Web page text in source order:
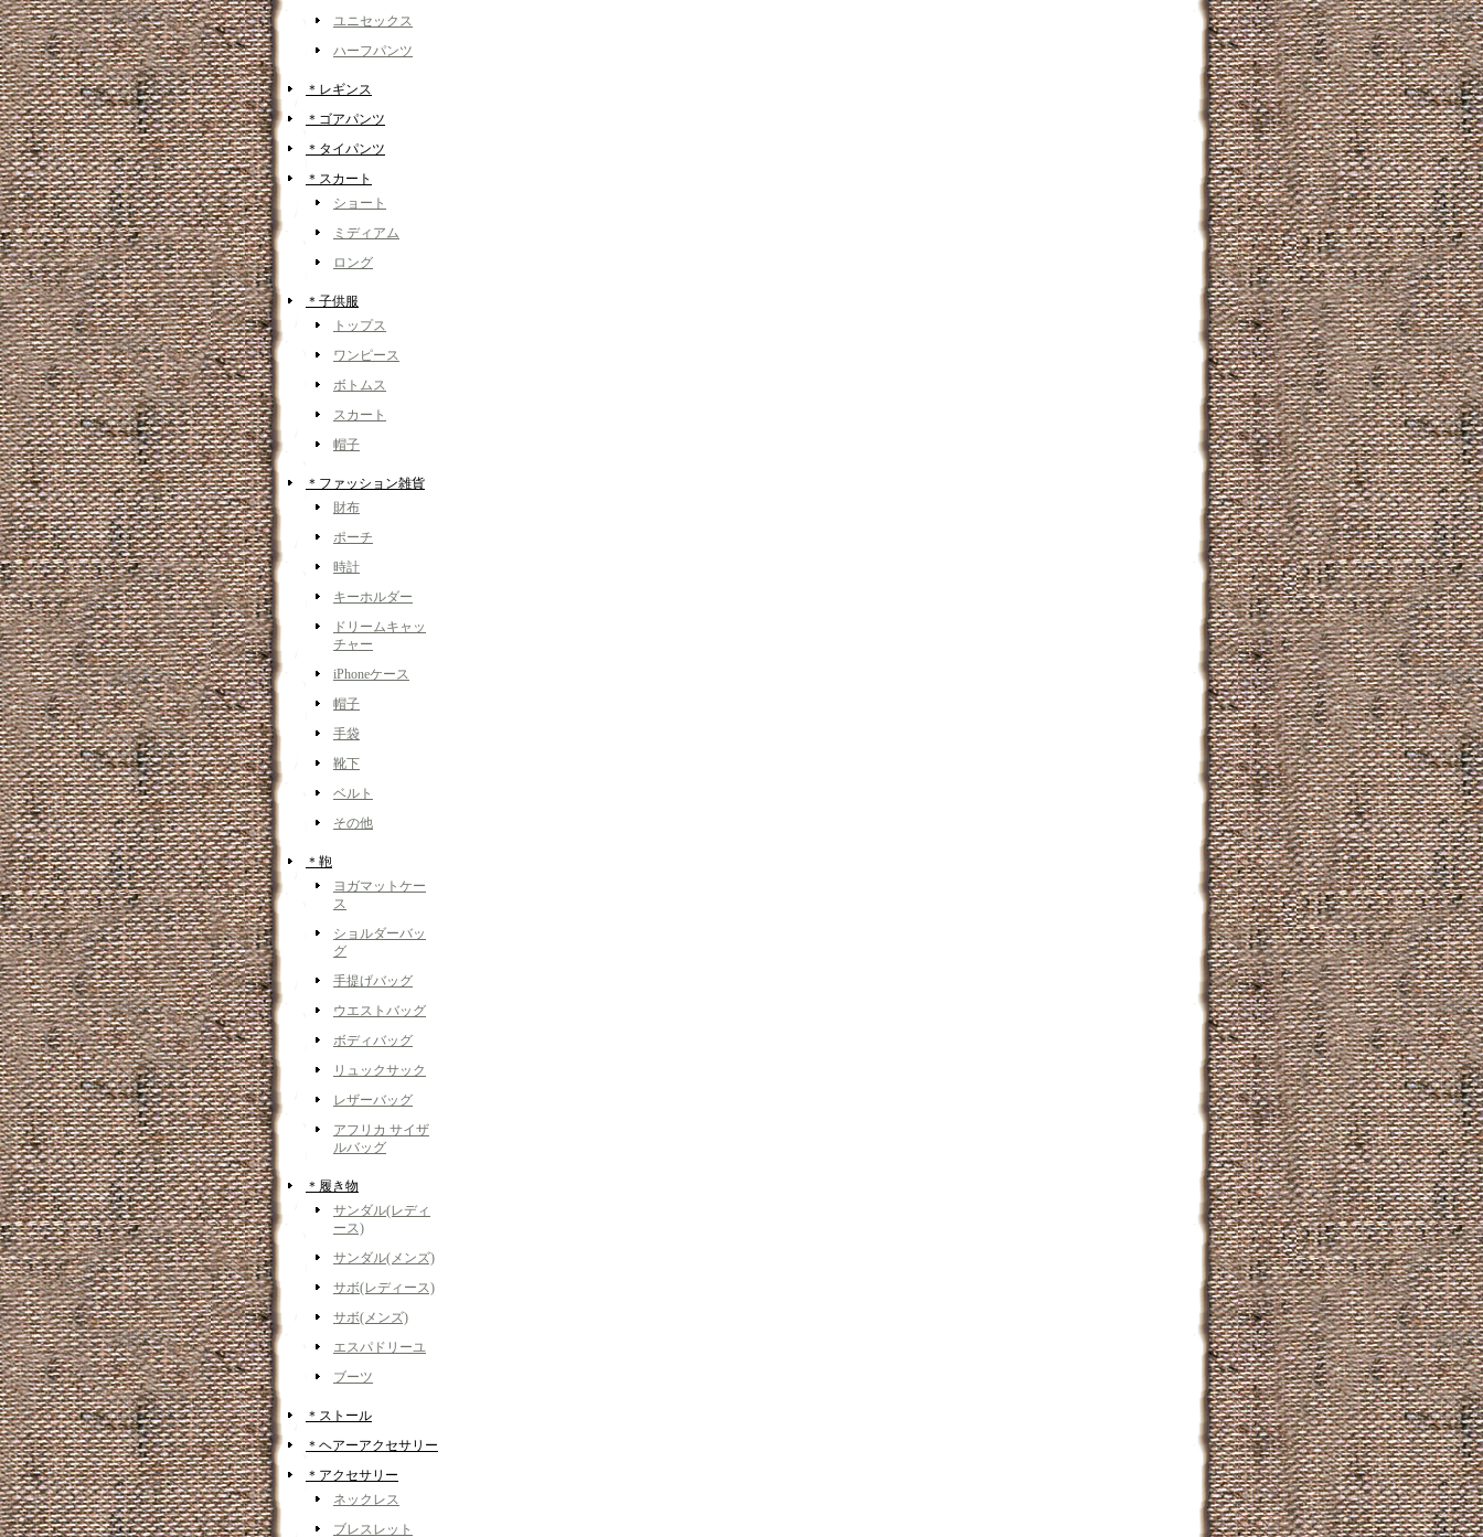
ユニセックス
ハーフパンツ
＊レギンス
＊ゴアパンツ
＊タイパンツ
＊スカート
ショート
ミディアム
ロング
＊子供服
トップス
ワンピース
ボトムス
スカート
帽子
＊ファッション雑貨
財布
ポーチ
時計
キーホルダー
ドリームキャッ
チャー
iPhoneケース
帽子
手袋
靴下
ベルト
その他
＊鞄
ヨガマットケー
ス
ショルダーバッ
グ
手提げバッグ
ウエストバッグ
ボディバッグ
リュックサック
レザーバッグ
アフリカ サイザ
ルバッグ
＊履き物
サンダル(レディ
ース)
サンダル(メンズ)
サボ(レディース)
サボ(メンズ)
エスパドリーユ
ブーツ
＊ストール
＊ヘアーアクセサリー
＊アクセサリー
ネックレス
ブレスレット